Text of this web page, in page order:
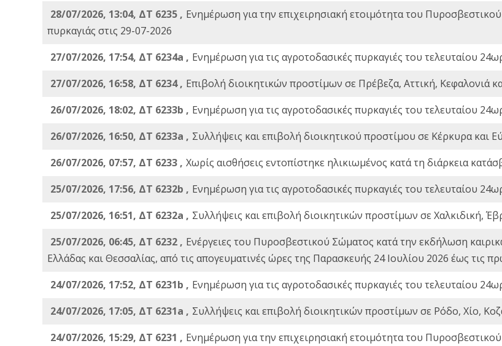
28/07/2026, 13:04, ΔΤ 6235 , Ενημέρωση για την επιχειρησιακή ετοιμότητα του
πυρκαγιάς στις 29-07-2026
27/07/2026, 17:54, ΔΤ 6234a , Ενημέρωση για τις αγροτοδασικές πυρκαγιές του τελευταίου
27/07/2026, 16:58, ΔΤ 6234 , Eπιβολή διοικητικών προστίμων σε Πρέβεζα, Αττική, Κεφαλονιά
26/07/2026, 18:02, ΔΤ 6233b , Ενημέρωση για τις αγροτοδασικές πυρκαγιές του τελευταίου
26/07/2026, 16:50, ΔΤ 6233a , Συλλήψεις και επιβολή διοικητικού προστίμου σε Κέρκυρα και
26/07/2026, 07:57, ΔΤ 6233 , Χωρίς αισθήσεις εντοπίστηκε ηλικιωμένος κατά τη διάρκεια
25/07/2026, 17:56, ΔΤ 6232b , Ενημέρωση για τις αγροτοδασικές πυρκαγιές του τελευταίου
25/07/2026, 16:51, ΔΤ 6232a , Συλλήψεις και επιβολή διοικητικών προστίμων σε Χαλκιδική,
25/07/2026, 06:45, ΔΤ 6232 , Ενέργειες του Πυροσβεστικού Σώματος κατά την εκδήλωση
Ελλάδας και Θεσσαλίας, από τις απογευματινές ώρες της Παρασκευής 24 Ιουλίου 2026 έως τις
24/07/2026, 17:52, ΔΤ 6231b , Ενημέρωση για τις αγροτοδασικές πυρκαγιές του τελευταίου
24/07/2026, 17:05, ΔΤ 6231a , Συλλήψεις και επιβολή διοικητικών προστίμων σε Ρόδο, Χίο,
24/07/2026, 15:29, ΔΤ 6231 , Ενημέρωση για την επιχειρησιακή ετοιμότητα του